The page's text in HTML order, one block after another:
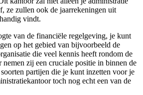
ze zullen ook de jaarrekeningen uit
vindt.
van de financiële regelgeving, je kunt
op het gebied van bijvoorbeeld de
die veel kennis heeft rondom de
zij een cruciale positie in binnen de
partijen die je kunt inzetten voor je
toch nog echt een van de